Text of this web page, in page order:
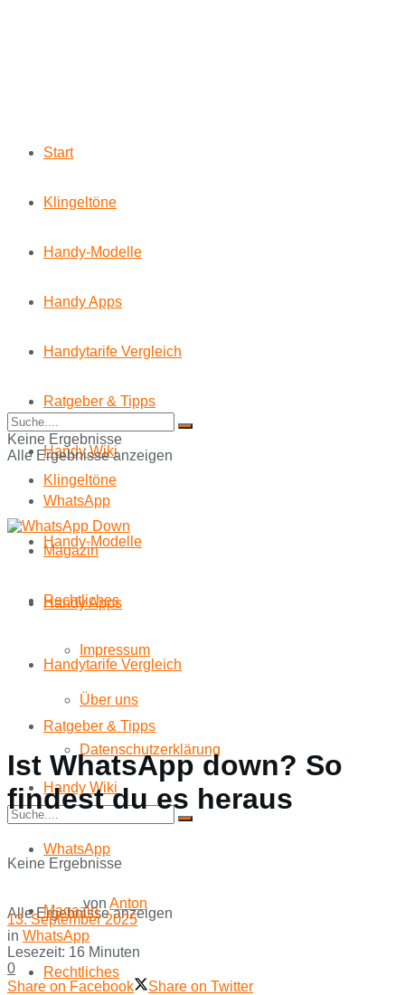
Start
Klingeltöne
Handy-Modelle
Handy Apps
Handytarife Vergleich
Ratgeber & Tipps
Handy Wiki
WhatsApp
Magazin
Rechtliches
Impressum
Über uns
Datenschutzerklärung
Keine Ergebnisse
Alle Ergebnisse anzeigen
Start
Klingeltöne
Handy-Modelle
Handy Apps
Handytarife Vergleich
Ratgeber & Tipps
Handy Wiki
WhatsApp
Magazin
Rechtliches
Keine Ergebnisse
Alle Ergebnisse anzeigen
Ist WhatsApp down? So
findest du es heraus
von Anton
13. September 2025
in WhatsApp
Lesezeit: 16 Minuten
0
Share on Facebook
Share on Twitter